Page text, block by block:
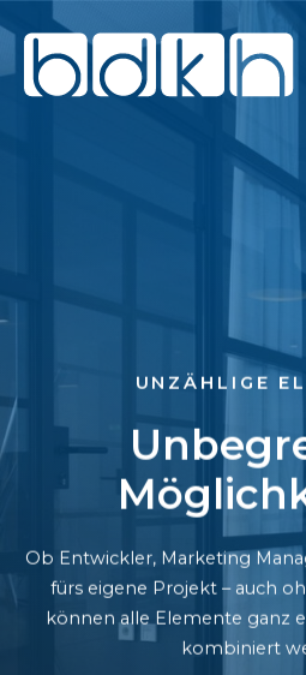
UNZÄHLIGE
Ob Entwickler, Marketing
fürs eigene Projekt – auch
können alle Elemente ganz
kombiniert